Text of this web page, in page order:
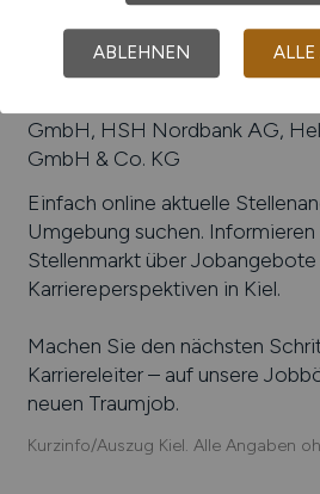
Universitätsklinikum
Post AG, Voith GmbH,
DFDS Kiel, Vossloh
GmbH, HSH Nordbank AG,
GmbH & Co. KG
Einfach online aktuelle
Umgebung suchen.
Stellenmarkt über Jobangebote
Karriereperspektiven in Kiel.
Machen Sie den nächsten
Karriereleiter – auf unsere
neuen Traumjob.
Kurzinfo/Auszug Kiel. Alle Angaben
ABLEHNEN